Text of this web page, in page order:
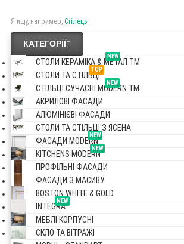
Я ищу, например, Стілець
КАТЕГОРІЇ
NEW
СТОЛИ КЕРАМІКА & МЕТАЛ TM
TOP
СТОЛИ ТА СТІЛЬЦІ
NEW
СТІЛЬЦІ СУЧАСНІ MODERN TM
АКРИЛОВІ ФАСАДИ
АЛЮМІНІЄВІ ФАСАДИ
СТОЛИ ТА СТІЛЬЦІ З ЯСЕНА
NEW
ФАСАДИ MODERN
NEW
KITCHENS MODERN
ПРОФІЛЬНІ ФАСАДИ
ФАСАДИ З МАСИВУ
BOSTON WHITE & GOLD
NEW
INTEGRA
МЕБЛІ КОРПУСНІ
СКЛО ТА ВІТРАЖІ